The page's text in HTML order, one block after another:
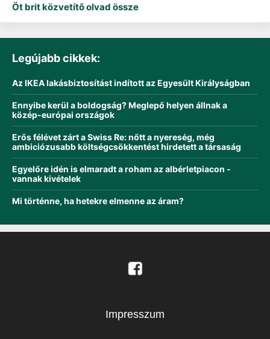
Öt brit közvetítõ olvad össze
Legújabb cikkek:
Az IKEA lakásbiztosítást indított az Egyesült Királyságban
Ennyibe kerül a boldogság? Meglepő helyen állnak a
közép-európai országok
Erős félévet zárt a Swiss Re: nőtt a nyereség, még
ambiciózusabb költségcsökkentést hirdetett a társaság
Egyelőre idén is elmaradt a roham az albérletpiacon -
vannak kivételek
Mi történne, ha hetekre elmenne az áram?
Impresszum